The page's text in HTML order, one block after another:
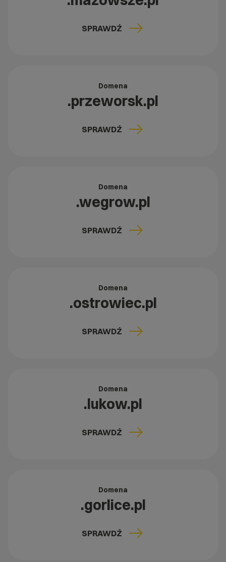
SPRAWDŹ
Domena
.przeworsk.pl
SPRAWDŹ
Domena
.wegrow.pl
SPRAWDŹ
Domena
.ostrowiec.pl
SPRAWDŹ
Domena
.lukow.pl
SPRAWDŹ
Domena
.gorlice.pl
SPRAWDŹ